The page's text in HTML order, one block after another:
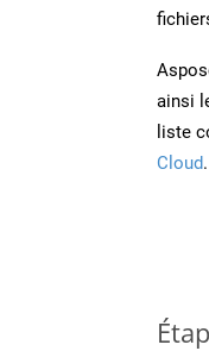
ainsi
liste
Cloud